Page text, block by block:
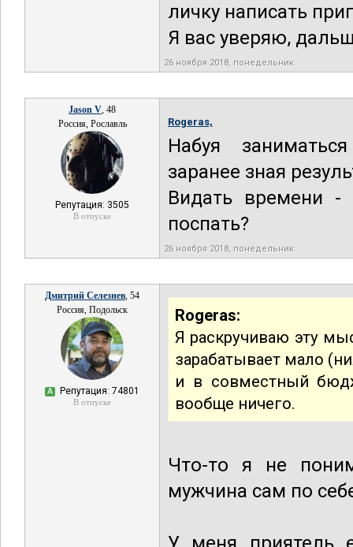
личку написать
Я вас уверяю,
26 ноября 2018, понедельник
Jason V, 48
Россия, Рославль
Репутация: 3505
В отпуске
Rogeras,
Набуя
заранее зная
Видать времени
поспать?
26 ноября 2018, понедельник
Дмитрий Селезнев, 54
Россия, Подольск
А Репутация: 74801
В отпуске
Rogeras:
Я раскручиваю эту
зарабатывает мало
и в совместный
вообще ничего.
Что-то я не
мужчина сам по